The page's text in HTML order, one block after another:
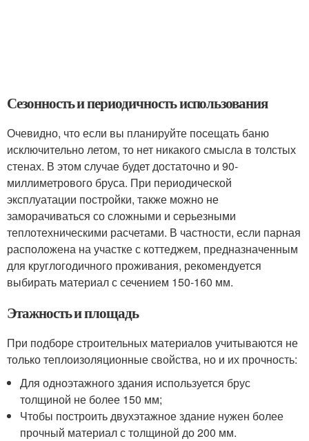
Сезонность и периодичность использования
Очевидно, что если вы планируйте посещать баню
исключительно летом, то нет никакого смысла в толстых
стенах. В этом случае будет достаточно и 90-
миллиметрового бруса. При периодической
эксплуатации постройки, также можно не
заморачиваться со сложными и серьезными
теплотехническими расчетами. В частности, если парная
расположена на участке с коттеджем, предназначенным
для круглогодичного проживания, рекомендуется
выбирать материал с сечением 150-160 мм.
Этажность и площадь
При подборе строительных материалов учитываются не
только теплоизоляционные свойства, но и их прочность:
Для одноэтажного здания используется брус
толщиной не более 150 мм;
Чтобы построить двухэтажное здание нужен более
прочный материал с толщиной до 200 мм.